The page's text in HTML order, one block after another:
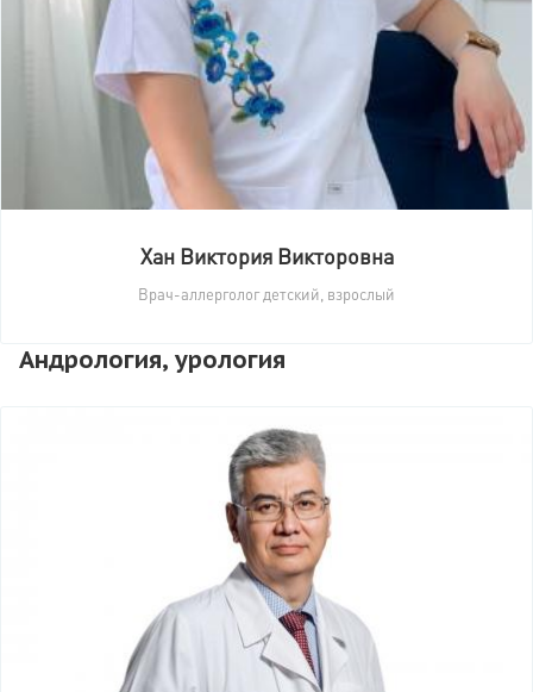
Хан Виктория Викторовна
Врач-аллерголог детский, взрослый
Андрология, урология